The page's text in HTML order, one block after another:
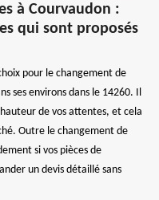
à Courvaudon :
qui sont proposés
pour le changement de
ses environs dans le 14260. Il
de vos attentes, et cela
Outre le changement de
si vos pièces de
un devis détaillé sans